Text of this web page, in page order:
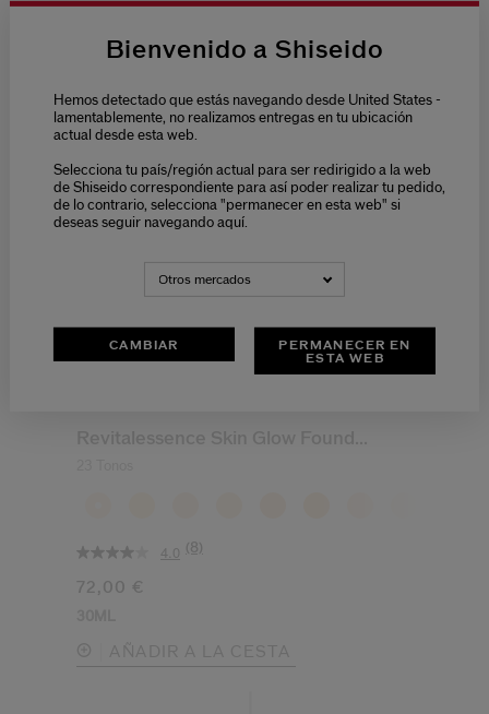
Revitalessence Skin Glow Found...
4.0 (8)
72,00 €
Bienvenido a Shiseido
Hemos detectado que estás navegando desde United States -
lamentablemente, no realizamos entregas en tu ubicación
actual desde esta web.
Selecciona tu país/región actual para ser redirigido a la web
de Shiseido correspondiente para así poder realizar tu pedido,
de lo contrario, selecciona "permanecer en esta web" si
deseas seguir navegando aquí.
Otros mercados
CAMBIAR
PERMANECER EN
ESTA WEB